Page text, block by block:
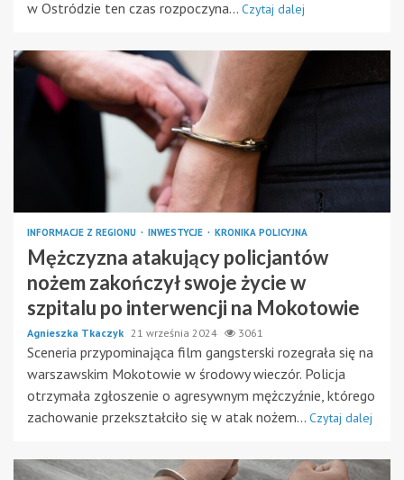
w Ostródzie ten czas rozpoczyna... Czytaj dalej
INFORMACJE Z REGIONU INWESTYCJE KRONIKA POLICYJNA
Mężczyzna atakujący policjantów
nożem zakończył swoje życie w
szpitalu po interwencji na Mokotowie
Agnieszka Tkaczyk 21 września 2024 3061
Sceneria przypominająca film gangsterski rozegrała się na
warszawskim Mokotowie w środowy wieczór. Policja
otrzymała zgłoszenie o agresywnym mężczyźnie, którego
zachowanie przekształciło się w atak nożem... Czytaj dalej